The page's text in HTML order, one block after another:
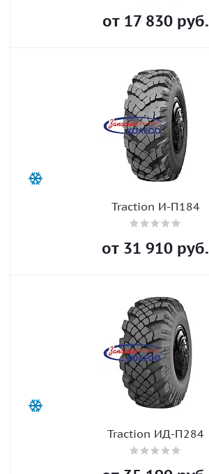
от 17 830руб.
Traction И-П184
от 31 910 руб.
Traction ИД-П284